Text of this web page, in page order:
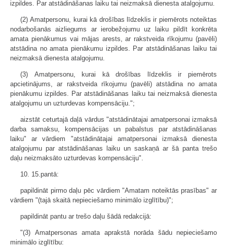
izpildes. Par atstādināšanas laiku tai neizmaksā dienesta atalgojumu.
(2) Amatpersonu, kurai kā drošības līdzeklis ir piemērots noteiktas
nodarbošanās aizliegums ar ierobežojumu uz laiku pildīt konkrēta
amata pienākumus vai mājas arests, ar rakstveida rīkojumu (pavēli)
atstādina no amata pienākumu izpildes. Par atstādināšanas laiku tai
neizmaksā dienesta atalgojumu.
(3) Amatpersonu, kurai kā drošības līdzeklis ir piemērots
apcietinājums, ar rakstveida rīkojumu (pavēli) atstādina no amata
pienākumu izpildes. Par atstādināšanas laiku tai neizmaksā dienesta
atalgojumu un uzturdevas kompensāciju.";
aizstāt ceturtajā daļā vārdus "atstādinātajai amatpersonai izmaksā
darba samaksu, kompensācijas un pabalstus par atstādināšanas
laiku" ar vārdiem "atstādinātajai amatpersonai izmaksā dienesta
atalgojumu par atstādināšanas laiku un saskaņā ar šā panta trešo
daļu neizmaksāto uzturdevas kompensāciju".
10. 15.pantā:
papildināt pirmo daļu pēc vārdiem "Amatam noteiktās prasības" ar
vārdiem "(tajā skaitā nepieciešamo minimālo izglītību)";
papildināt pantu ar trešo daļu šādā redakcijā:
"(3) Amatpersonas amata aprakstā norāda šādu nepieciešamo
minimālo izglītību: